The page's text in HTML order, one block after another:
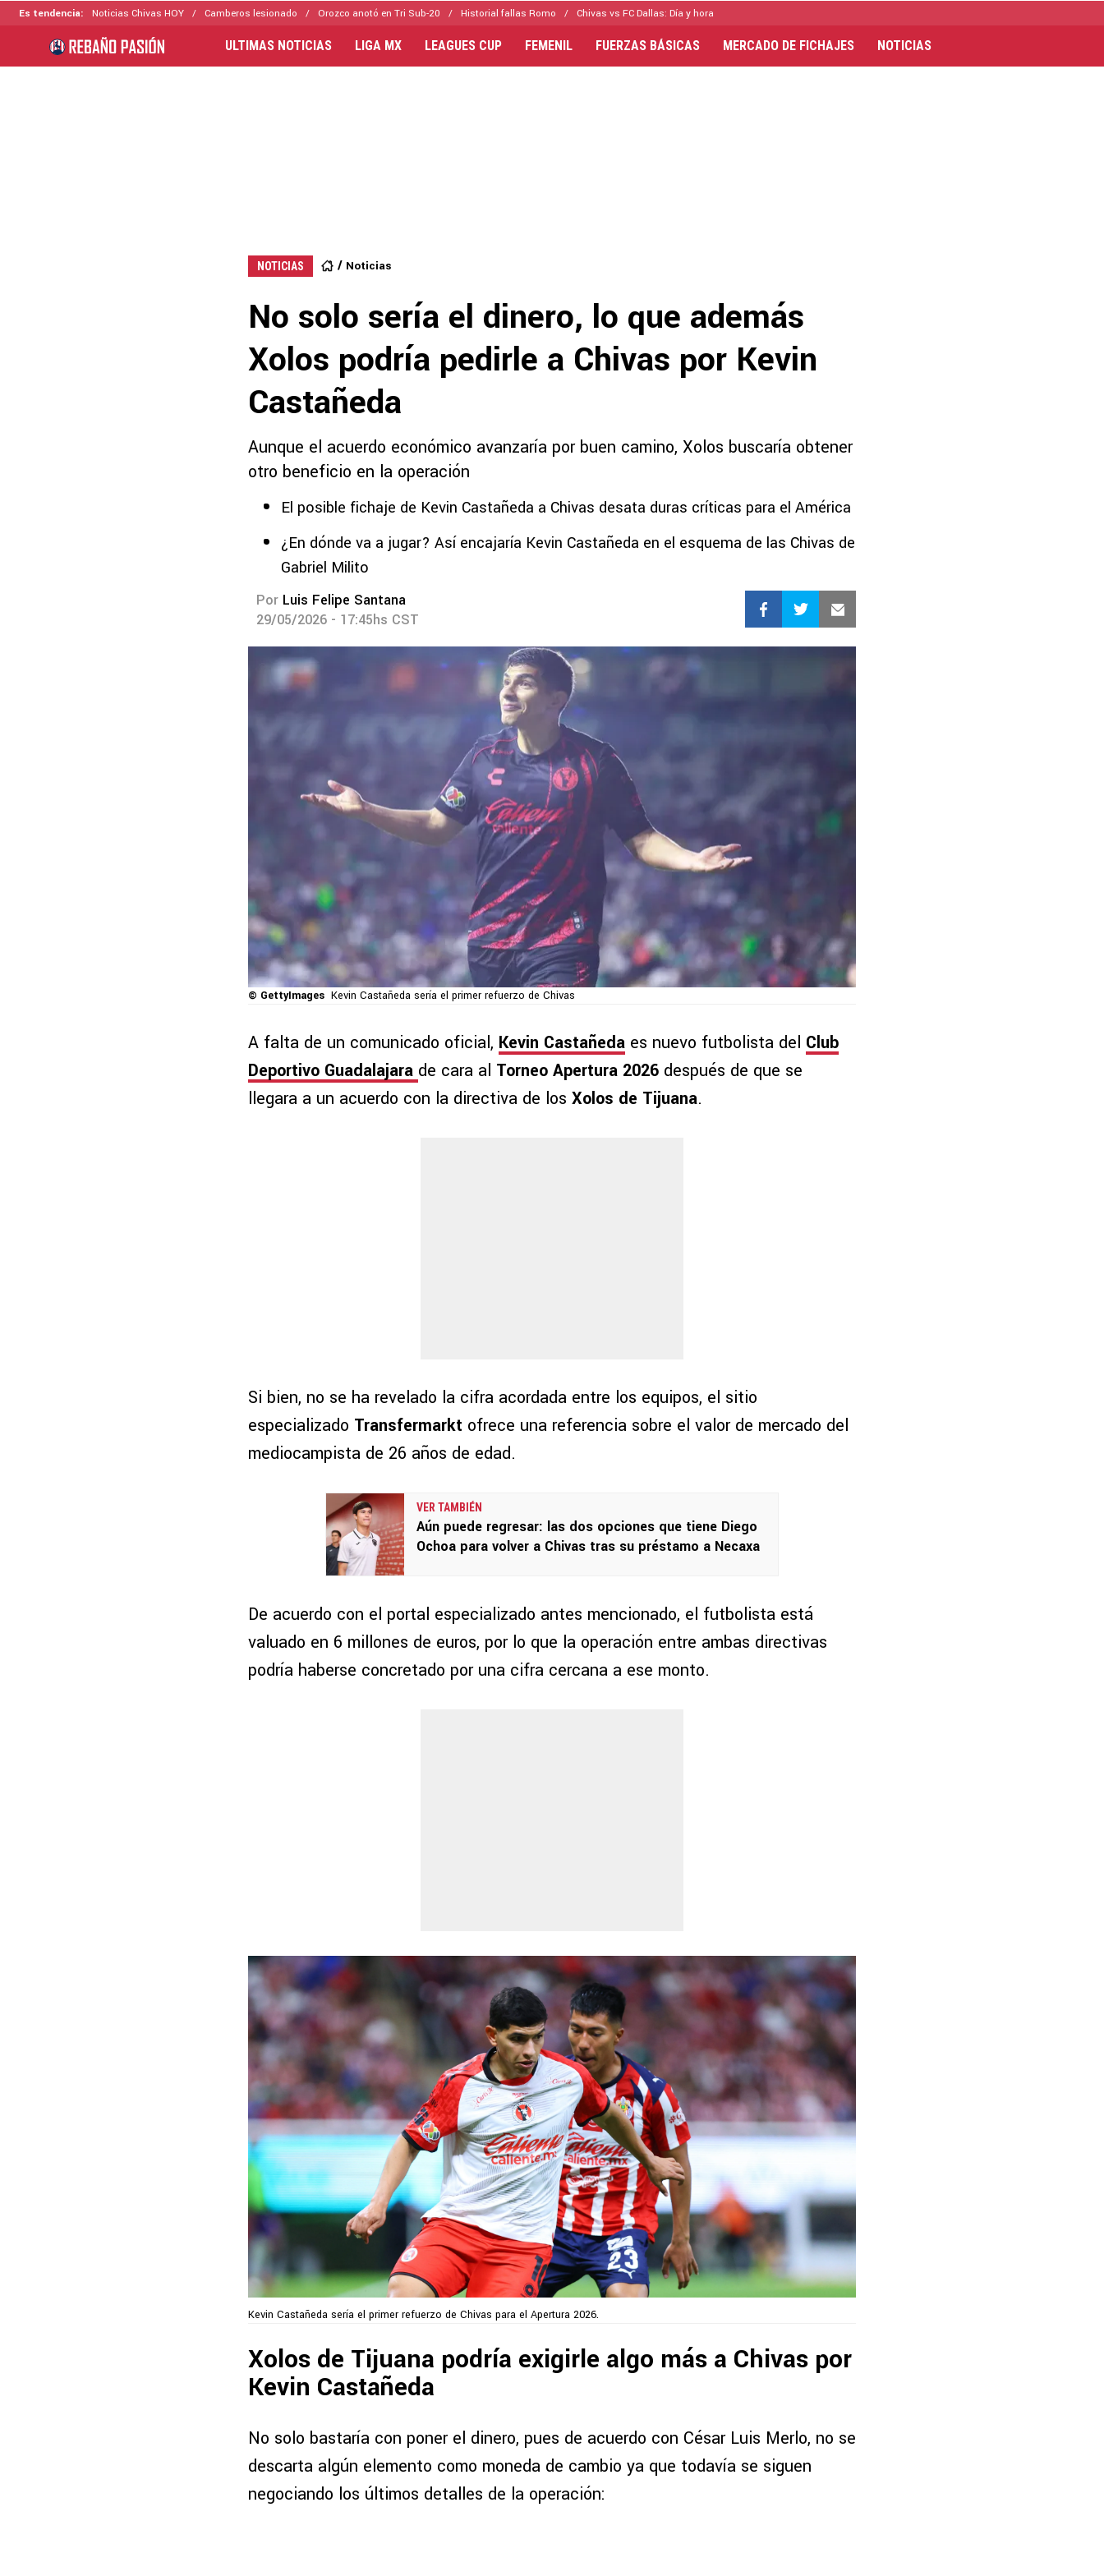
Es tendencia: Noticias Chivas HOY Camberos lesionado Orozco anotó en Tri Sub-20 Historial fallas Romo Chivas vs FC Dallas: Día y hora
ULTIMAS NOTICIAS LIGA MX LEAGUES CUP FEMENIL FUERZAS BÁSICAS MERCADO DE FICHAJES NOTICIAS
NOTICIAS Noticias
No solo sería el dinero, lo que además
Xolos podría pedirle a Chivas por Kevin
Castañeda
Aunque el acuerdo económico avanzaría por buen camino, Xolos buscaría obtener
otro beneficio en la operación
El posible fichaje de Kevin Castañeda a Chivas desata duras críticas para el América
¿En dónde va a jugar? Así encajaría Kevin Castañeda en el esquema de las Chivas de
Gabriel Milito
Por Luis Felipe Santana
29/05/2026 - 17:45hs CST
© GettyImages Kevin Castañeda sería el primer refuerzo de Chivas
A falta de un comunicado oficial, Kevin Castañeda es nuevo futbolista del Club
Deportivo Guadalajara de cara al Torneo Apertura 2026 después de que se
llegara a un acuerdo con la directiva de los Xolos de Tijuana.
Si bien, no se ha revelado la cifra acordada entre los equipos, el sitio
especializado Transfermarkt ofrece una referencia sobre el valor de mercado del
mediocampista de 26 años de edad.
VER TAMBIÉN
Aún puede regresar: las dos opciones que tiene Diego
Ochoa para volver a Chivas tras su préstamo a Necaxa
De acuerdo con el portal especializado antes mencionado, el futbolista está
valuado en 6 millones de euros, por lo que la operación entre ambas directivas
podría haberse concretado por una cifra cercana a ese monto.
Kevin Castañeda sería el primer refuerzo de Chivas para el Apertura 2026.
Xolos de Tijuana podría exigirle algo más a Chivas por
Kevin Castañeda
No solo bastaría con poner el dinero, pues de acuerdo con César Luis Merlo, no se
descarta algún elemento como moneda de cambio ya que todavía se siguen
negociando los últimos detalles de la operación: